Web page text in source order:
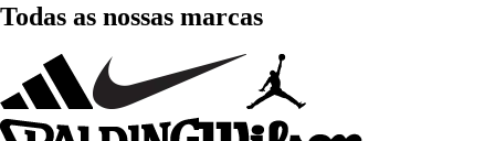
Todas as nossas marcas